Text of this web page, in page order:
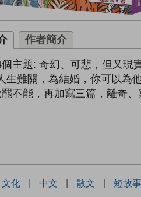
作者簡介
個主題: 奇幻、可悲，但又
生難關，為結婚，你可以為
不能，再加寫三篇，離奇、
文化 | 中文 | 散文 | 短故事